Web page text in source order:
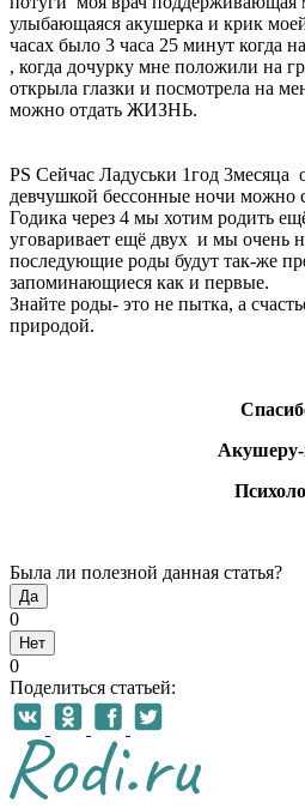
улыбающаяся акушерка и крик
часах было 3 часа 25 минут когда
, когда дочурку мне положили на
открыла глазки и посмотрела на
можно отдать ЖИЗНЬ.
PS Сейчас Ладуськи 1год 3месяца
девчушкой бессонные ночи можно
Годика через 4 мы хотим родить
уговаривает ещё двух и мы очень
последующие роды будут так-же
запоминающиеся как и первые.
Знайте роды- это не пытка, а
природой.
Акушеру-
Была ли полезной данная статья?
Да
0
Нет
0
Поделиться статьей: